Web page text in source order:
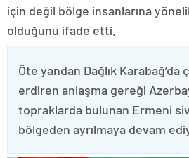
için değil bölge insanlarına
olduğunu ifade etti.
Öte yandan Dağlık Karabağ’da
erdiren anlaşma gereği
topraklarda bulunan Ermeni
bölgeden ayrılmaya devam